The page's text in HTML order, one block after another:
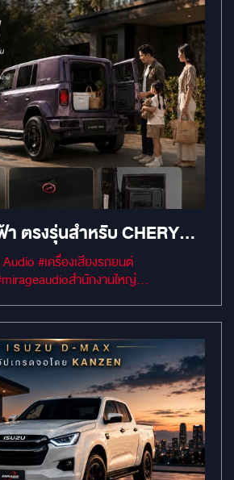
ตรงรุ่นสำหรับ CHERY